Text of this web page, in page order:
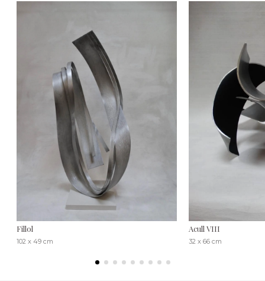
Fillol
102 x 49 cm
Acull VIII
32 x 66 cm